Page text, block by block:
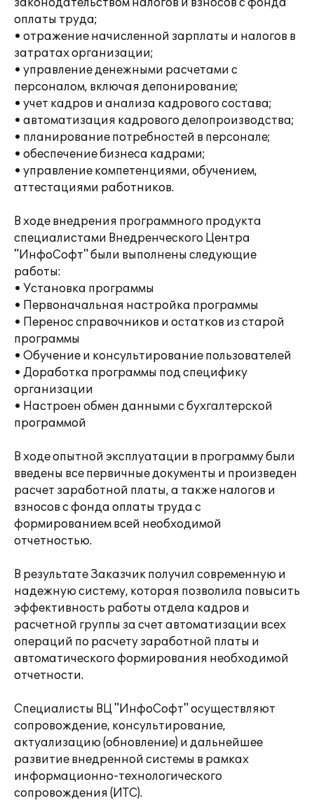
законодательством налогов и взносов с фонда
оплаты труда;
• отражение начисленной зарплаты и налогов в
затратах организации;
• управление денежными расчетами с
персоналом, включая депонирование;
• учет кадров и анализа кадрового состава;
• автоматизация кадрового делопроизводства;
• планирование потребностей в персонале;
• обеспечение бизнеса кадрами;
• управление компетенциями, обучением,
аттестациями работников.
В ходе внедрения программного продукта
специалистами Внедренческого Центра
"ИнфоСофт" были выполнены следующие
работы:
• Установка программы
• Первоначальная настройка программы
• Перенос справочников и остатков из старой
программы
• Обучение и консультирование пользователей
• Доработка программы под специфику
организации
• Настроен обмен данными с бухгалтерской
программой
В ходе опытной эксплуатации в программу были
введены все первичные документы и произведен
расчет заработной платы, а также налогов и
взносов с фонда оплаты труда с
формированием всей необходимой
отчетностью.
В результате Заказчик получил современную и
надежную систему, которая позволила повысить
эффективность работы отдела кадров и
расчетной группы за счет автоматизации всех
операций по расчету заработной платы и
автоматического формирования необходимой
отчетности.
Специалисты ВЦ "ИнфоСофт" осуществляют
сопровождение, консультирование,
актуализацию (обновление) и дальнейшее
развитие внедренной системы в рамках
информационно-технологического
сопровождения (ИТС).